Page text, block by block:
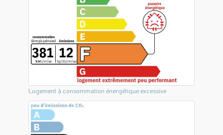
Logement à consommation énergétique excessive